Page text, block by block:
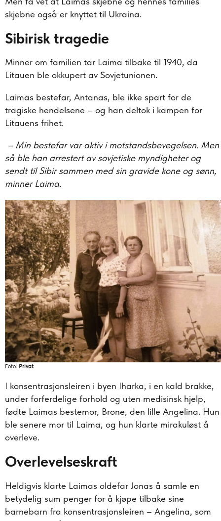
skjebne også er knyttet til Ukraina.
Sibirisk tragedie
Minner om familien tar Laima tilbake til 1940, da
Litauen ble okkupert av Sovjetunionen.
Laimas bestefar, Antanas, ble ikke spart for de
tragiske hendelsene – og han deltok i kampen for
Litauens frihet.
– Min bestefar var aktiv i motstandsbevegelsen. Men
så ble han arrestert av sovjetiske myndigheter og
sendt til Sibir sammen med sin gravide kone og sønn,
minner Laima.
Foto: Privat
I konsentrasjonsleiren i byen Iharka, i en kald brakke,
under forferdelige forhold og uten medisinsk hjelp,
fødte Laimas bestemor, Brone, den lille Angelina. Hun
ble senere mor til Laima, og hun klarte mirakuløst å
overleve.
Overlevelseskraft
Heldigvis klarte Laimas oldefar Jonas å samle en
betydelig sum penger for å kjøpe tilbake sine
barnebarn fra konsentrasjonsleiren – Angelina, som